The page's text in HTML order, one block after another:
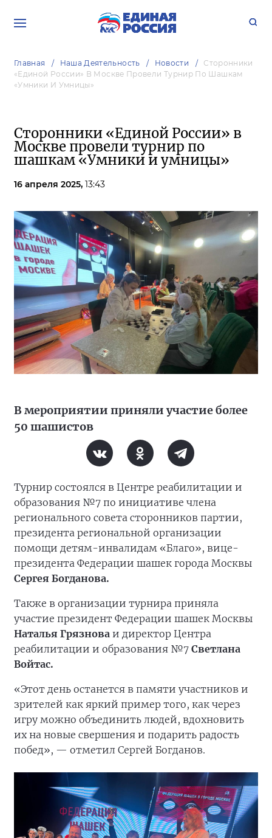
Главная Наша Деятельность Новости
Сторонники
«Единой России» В Москве Провели Турнир По Шашкам
«Умники И Умницы»
Сторонники «Единой России» в
Москве провели турнир по
шашкам «Умники и умницы»
16 апреля 2025, 13:43
В мероприятии приняли участие более
50 шашистов
Турнир состоялся в Центре реабилитации и
образования №7 по инициативе члена
регионального совета сторонников партии,
президента региональной организации
помощи детям-инвалидам «Благо», вице-
президента Федерации шашек города Москвы
Сергея Богданова.
Также в организации турнира приняла
участие президент Федерации шашек Москвы
Наталья Грязнова и директор Центра
реабилитации и образования №7 Светлана
Войтас.
«Этот день останется в памяти участников и
зрителей как яркий пример того, как через
игру можно объединить людей, вдохновить
их на новые свершения и подарить радость
побед», — отметил Сергей Богданов.